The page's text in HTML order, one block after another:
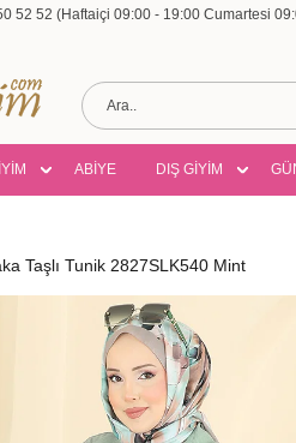
52 52 (Haftaiçi 09:00 - 19:00 Cumartesi
ABİYE DIŞ GİYİM
Taşlı Tunik 2827SLK540 Mint